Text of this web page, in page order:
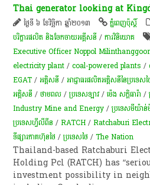
Thai generator looking at
ថ្ងៃទី ៦ ខែវិច្ឆិកា ឆ្នាំ២០១៣ ភ្នំពេញប៉ុស្តិ៍
បរិក្ខារផលិត និងចែកចាយអគ្គីសនី /ការវិនិយោគ
Executive Officer Noppol
electricity plant /coal-powered plants /
EGAT /អគ្គិសនី /អាជ្ញាធរ​ផលិត​អគ្គិសនី​នៃ​ប្រទេស​
អគ្គិសនី /ថាមពល /ប្រទេសឡាវ /ម៉េង សក្តិធារ៉ា /
Industry Mine and Energy /ប្រទេសមីយ៉ាន់
ប្រទេសហ្វីលីពីន /RATCH /Ratchaburi
ទីផ្សារភាគហ៊ុនថៃ /ប្រទេសថៃ /The Nation
Thailand-based Ratchaburi
Holding Pcl (RATCH) has
investment possibility in